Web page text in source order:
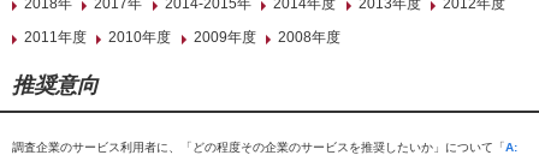
2018年
2017年 2014-2015年 2014年度 2013年度
2012年度
2011年度
2010年度 2009年度 2008年度
推奨意向
調査企業のサービス利用者に、「どの程度その企業のサービスを推奨したいか」について「A: